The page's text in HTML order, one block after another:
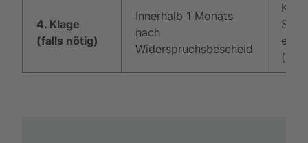
4. Klage
(falls nötig)
Innerhalb 1 Monats
nach
Widerspruchsbescheid